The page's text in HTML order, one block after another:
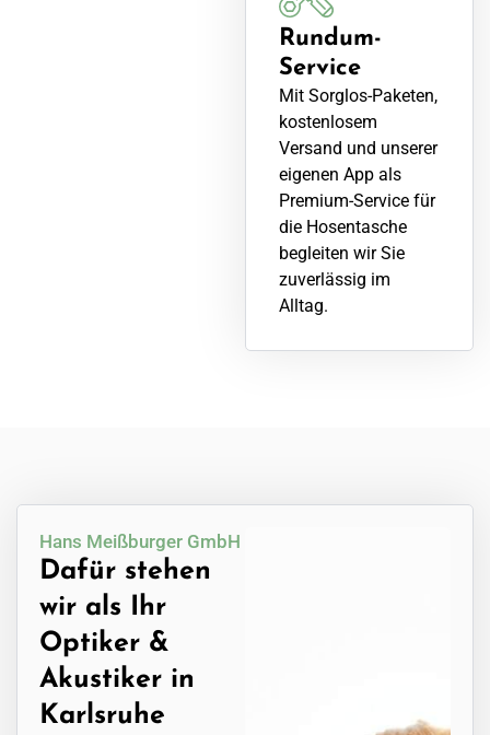
Rundum-
Service
Mit Sorglos-Paketen,
kostenlosem
Versand und unserer
eigenen App als
Premium-Service für
die Hosentasche
begleiten wir Sie
zuverlässig im
Alltag.
Hans Meißburger GmbH
Dafür stehen
wir als Ihr
Optiker &
Akustiker in
Karlsruhe